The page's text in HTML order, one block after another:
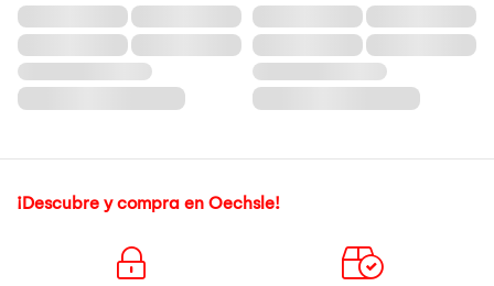
¡Descubre y compra en Oechsle!